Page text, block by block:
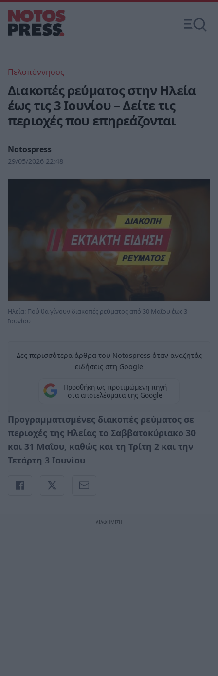
Πελοπόννησος
Διακοπές ρεύματος στην Ηλεία
έως τις 3 Ιουνίου – Δείτε τις
περιοχές που επηρεάζονται
Notospress
29/05/2026 22:48
Ηλεία: Πού θα γίνουν διακοπές ρεύματος από 30 Μαΐου έως 3
Ιουνίου
Δες περισσότερα άρθρα του Notospress όταν αναζητάς
ειδήσεις στη Google
Προσθήκη ως προτιμώμενη πηγή
στα αποτελέσματα της Google
Προγραμματισμένες διακοπές ρεύματος σε
περιοχές της Ηλείας το Σαββατοκύριακο 30
και 31 Μαΐου, καθώς και τη Τρίτη 2 και την
Τετάρτη 3 Ιουνίου